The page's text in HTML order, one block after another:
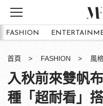
FASHION
首頁 FASHION 風
入秋前來雙帆
種「超耐看」